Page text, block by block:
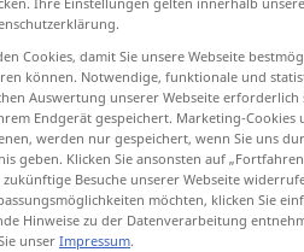
Cookies, damit Sie unsere Webseite
können. Notwendige, funktionale und
Auswertung unserer Webseite
Endgerät gespeichert. Marketing-
werden nur gespeichert, wenn Sie uns
geben. Klicken Sie ansonsten auf
Besuche unserer Webseite
möchten, klicken Sie
Hinweise zu der Datenverarbeitung
unser Impressum.